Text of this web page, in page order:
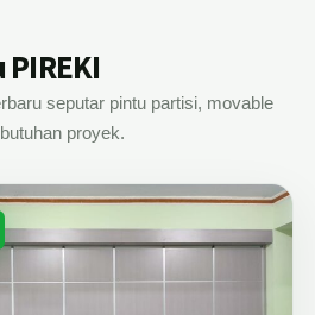
seputar pintu partisi, movable
proyek.